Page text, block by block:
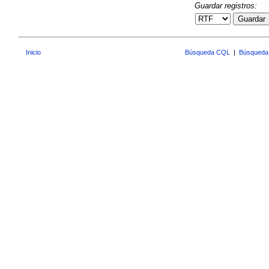
Guardar registros:
Guardar
Inicio Búsqueda CQL